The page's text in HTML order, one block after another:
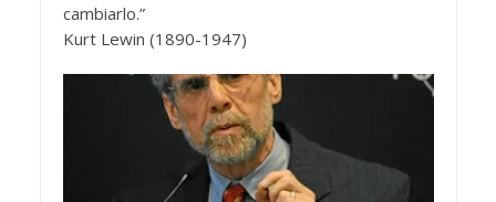
cambiarlo.”
Kurt Lewin (1890-1947)